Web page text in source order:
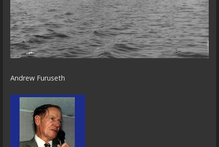
Andrew Furuseth